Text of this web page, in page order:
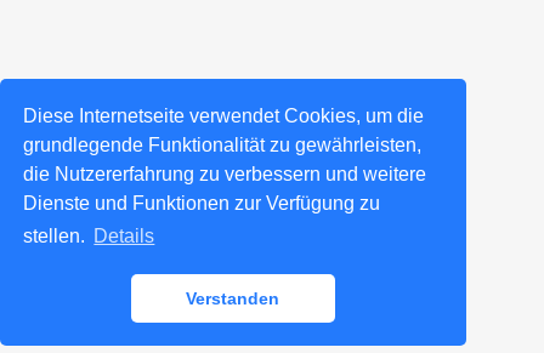
Diese Internetseite verwendet Cookies, um die
grundlegende Funktionalität zu gewährleisten,
die Nutzererfahrung zu verbessern und weitere
Dienste und Funktionen zur Verfügung zu
stellen. Details
Verstanden